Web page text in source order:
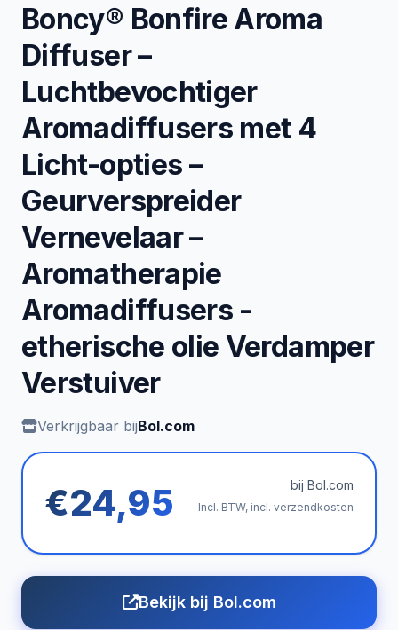
Boncy® Bonfire Aroma
Diffuser –
Luchtbevochtiger
Aromadiffusers met 4
Licht-opties –
Geurverspreider
Vernevelaar –
Aromatherapie
Aromadiffusers -
etherische olie Verdamper
Verstuiver
Verkrijgbaar bijBol.com
€24,95 bij Bol.com
Incl. BTW, incl. verzendkosten
Bekijk bij Bol.com